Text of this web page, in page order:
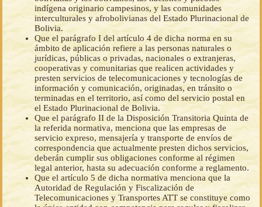
indígena originario campesinos, y las comunidades
interculturales y afrobolivianas del Estado Plurinacional de
Bolivia.
Que el parágrafo I del artículo 4 de dicha norma en su
ámbito de aplicación refiere a las personas naturales o
jurídicas, públicas o privadas, nacionales o extranjeras,
cooperativas y comunitarias que realicen actividades y
presten servicios de telecomunicaciones y tecnologías de
información y comunicación, originadas, en tránsito o
terminadas en el territorio, así como del servicio postal en
el Estado Plurinacional de Bolivia.
Que el parágrafo II de la Disposición Transitoria Quinta de
la referida normativa, menciona que las empresas de
servicio expreso, mensajería y transporte de envíos de
correspondencia que actualmente presten dichos servicios,
deberán cumplir sus obligaciones conforme al régimen
legal anterior, hasta su adecuación conforme a reglamento.
Que el artículo 5 de dicha normativa menciona que la
Autoridad de Regulación y Fiscalización de
Telecomunicaciones y Transportes ATT se constituye como